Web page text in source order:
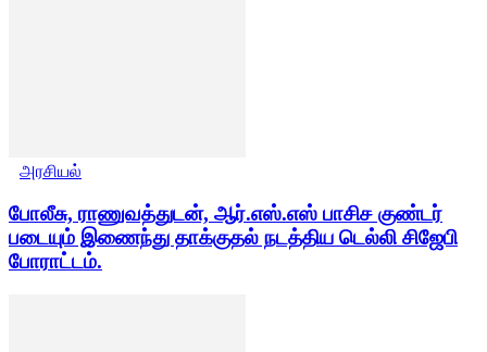
அரசியல்
போலீசு, ராணுவத்துடன், ஆர்.எஸ்.எஸ் பாசிச குண்டர்
படையும் இணைந்து தாக்குதல் நடத்திய டெல்லி சிஜேபி
போராட்டம்.